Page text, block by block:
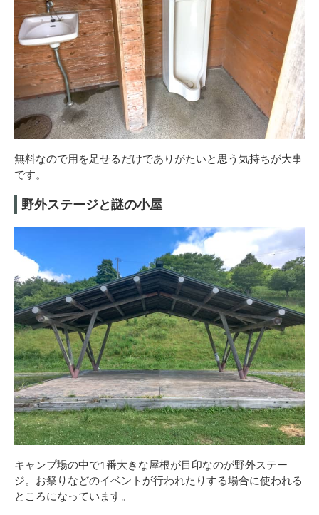
無料なので用を足せるだけでありがたいと思う気持ちが大事
です。
野外ステージと謎の小屋
キャンプ場の中で1番大きな屋根が目印なのが野外ステー
ジ。お祭りなどのイベントが行われたりする場合に使われる
ところになっています。